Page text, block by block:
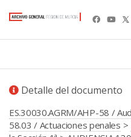
Detalle del documento
ES.30030.AGRM/AHP-58 /
58.03 / Actuaciones penales >